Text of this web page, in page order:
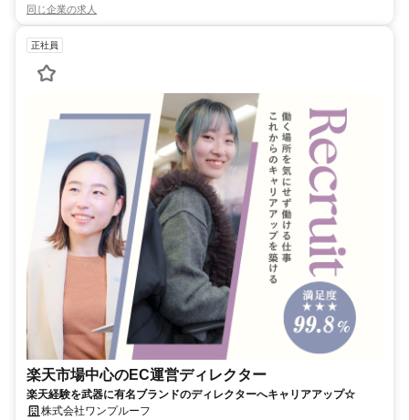
同じ企業の求人
正社員
楽天市場中心のEC運営ディレクター
楽天経験を武器に有名ブランドのディレクターへキャリアアップ☆
株式会社ワンプルーフ